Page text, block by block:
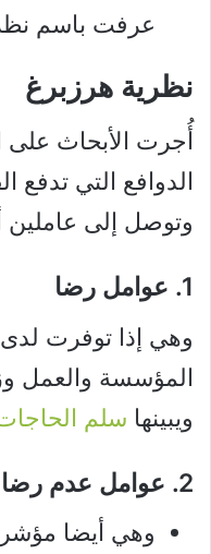
عرفت باسم
نظرية هرزبرغ
أُجرت الأبحاث على
الدوافع التي تدفع
وتوصل إلى
1. عوامل رضا
وهي إذا توفرت
المؤسسة والعمل
ويبينها سلم
2. عوامل عدم رضا
وهي أيضا